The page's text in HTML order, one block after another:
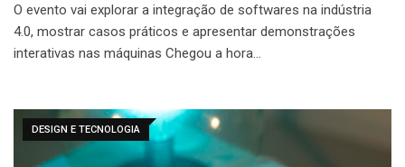
O evento vai explorar a integração de softwares na indústria
4.0, mostrar casos práticos e apresentar demonstrações
interativas nas máquinas Chegou a hora…
DESIGN E TECNOLOGIA